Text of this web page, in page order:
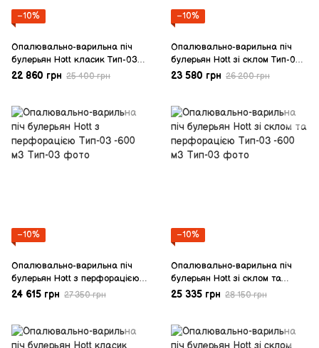
−10%
Опалювально-варильна піч
булерьян Hott класик Тип-03
-600 м3
22 860 грн 25 400 грн
−10%
Опалювально-варильна піч
булерьян Hott зі склом Тип-03
-600 м3
23 580 грн 26 200 грн
−10%
Опалювально-варильна піч
булерьян Hott з перфорацією
Тип-03 -600 м3
24 615 грн 27 350 грн
−10%
Опалювально-варильна піч
булерьян Hott зі склом та
перфорацією Тип-03 -600 м3
25 335 грн 28 150 грн